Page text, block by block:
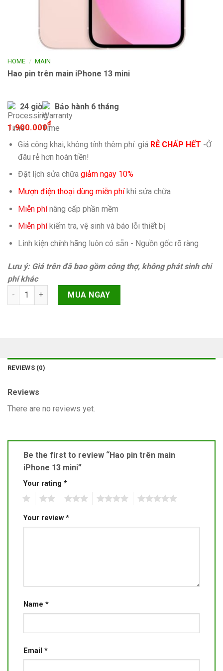
HOME / MAIN
Hao pin trên main iPhone 13 mini
24 giờ Bảo hành 6 tháng
1.900.000₫
Giá công khai, không tính thêm phí: giá RẺ CHẤP HẾT -Ở
đâu rẻ hơn hoàn tiền!
Đặt lịch sửa chữa giảm ngay 10%
Mượn điện thoại dùng miễn phíkhi sửa chữa
Miễn phínâng cấp phần mềm
Miễn phíkiếm tra, vệ sinh và báo lỗi thiết bị
Linh kiện chính hãng luôn có sẵn - Nguồn gốc rõ ràng
Lưu ý: Giá trên đã bao gồm công thợ, không phát sinh chi
phí khác
Hao pin trên main iPhone 13 mini quantity
MUA NGAY
REVIEWS (0)
Reviews
There are no reviews yet.
Be the first to review “Hao pin trên main
iPhone 13 mini”
Your rating *
Your review *
Name *
Email *